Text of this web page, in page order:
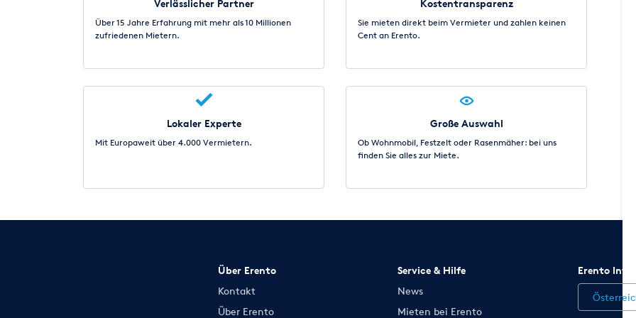
Verlässlicher Partner
Über 15 Jahre Erfahrung mit mehr als 10 Millionen
zufriedenen Mietern.
Lokaler Experte
Mit Europaweit über 4.000 Vermietern.
Kostentransparenz
Sie mieten direkt beim Vermieter und zahlen keinen
Cent an Erento.
Große Auswahl
Ob Wohnmobil, Festzelt oder Rasenmäher: bei uns
finden Sie alles zur Miete.
Über Erento
Kontakt
Über Erento
Service & Hilfe
News
Mieten bei Erento
Erento